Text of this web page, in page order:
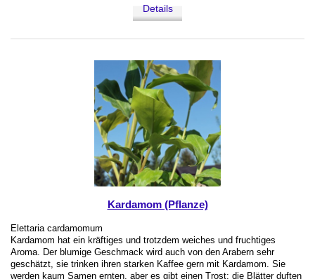
Details
Kardamom (Pflanze)
Elettaria cardamomum
Kardamom hat ein kräftiges und trotzdem weiches und fruchtiges
Aroma. Der blumige Geschmack wird auch von den Arabern sehr
geschätzt, sie trinken ihren starken Kaffee gern mit Kardamom. Sie
werden kaum Samen ernten, aber es gibt einen Trost: die Blätter duften